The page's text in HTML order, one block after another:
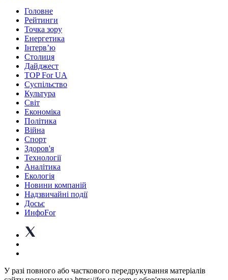
Головне
Рейтинги
Точка зору
Енергетика
Інтерв’ю
Столиця
Дайджест
TOP For UA
Суспiльство
Культура
Світ
Економіка
Політика
Війна
Спорт
Здоров'я
Технології
Аналітика
Екологія
Новини компаній
Надзвичайні події
Досьє
ИнфоFor
У разі повного або часткового передрукування матеріалів